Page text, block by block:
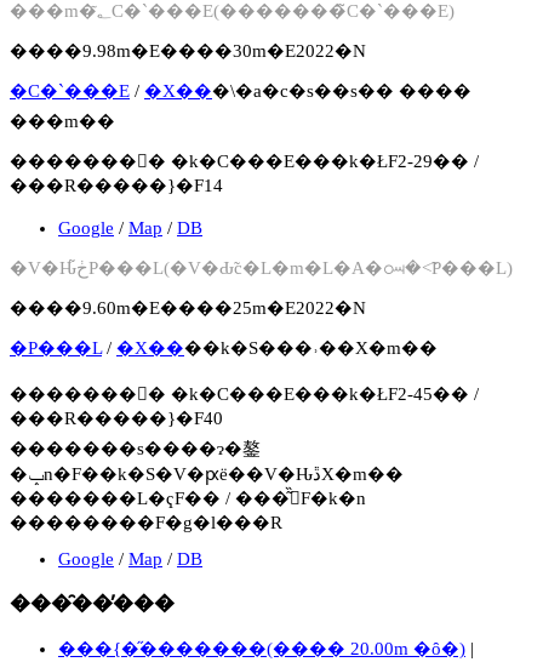
���m�؂̃C�`���E(�������̃C�`���E)
����9.98m�E����30m�E2022�N
�C�`���E / �X���\�a�c�s��s�� ����
���m��
�������񍐏� �k�C���E���k�ŁF2-29�� /
���R�����}�F14
Google / Map / DB
�V�Ԋڂ̃P���L(�V�Ԃ̃c�L�m�L�A�ꗢ�˂̃P���L)
����9.60m�E����25m�E2022�N
�P���L/ �X����k�S���˒��X�m��
�������񍐏� �k�C���E���k�ŁF2-45�� /
���R�����}�F40
�������s����ɂ�鏊
�ݒn�F��k�S�V�ԗё��V�ԊڐX�m��
�������L�ҁF�� / ���͂̏󋵁F�k�n
��������F�g�l���R
Google / Map / DB
���̑��̕���
���{�̋�������(���� 20.00m �ȏ�) |